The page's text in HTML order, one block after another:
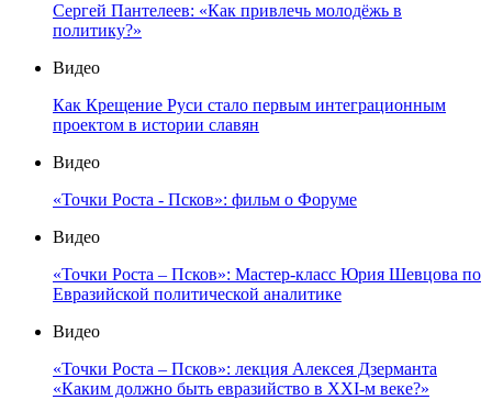
Сергей Пантелеев: «Как привлечь молодёжь в
политику?»
Видео
Как Крещение Руси стало первым интеграционным
проектом в истории славян
Видео
«Точки Роста - Псков»: фильм о Форуме
Видео
«Точки Роста – Псков»: Мастер-класс Юрия Шевцова по
Евразийской политической аналитике
Видео
«Точки Роста – Псков»: лекция Алексея Дзерманта
«Каким должно быть евразийство в XXI-м веке?»